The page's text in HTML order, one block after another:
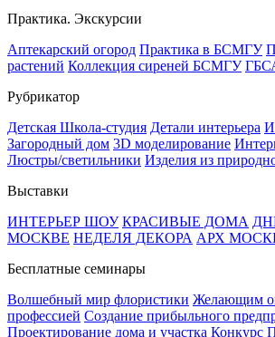
Практика. Экскурсии
Аптекарский огород Практика в БСМГУ
растений Коллекция сиреней БСМГУ
Рубрикатор
Детская Школа-студия Детали интерьера
Загородный дом 3D моделирование
Люстры/светильники Изделия из
Выставки
ИНТЕРЬЕР ШОУ КРАСИВЫЕ ДОМА
МОСКВЕ НЕДЕЛЯ ДЕКОРА АРХ
Бесплатные семинары
Волшебный мир флористики Желающим
профессией Создание прибыльного
Проектирование дома и участка Конкурс